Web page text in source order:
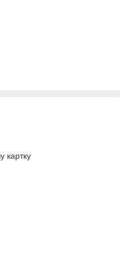
картку